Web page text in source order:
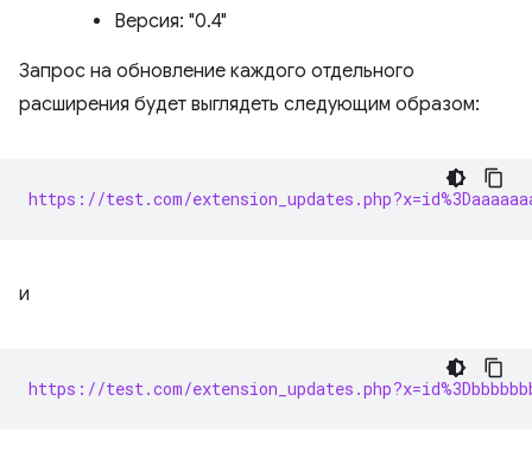
Версия: "0.4"
Запрос на обновление каждого отдельного
расширения будет выглядеть следующим образом:
https://test.com/
и
https://test.com/